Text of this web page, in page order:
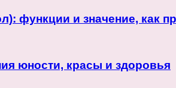
функции и значение, как
юности, красы и здоровья